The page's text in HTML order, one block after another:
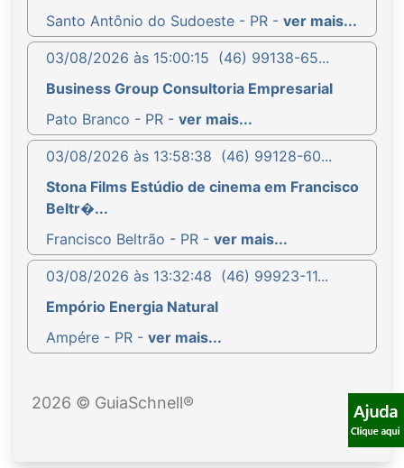
Santo Antônio do Sudoeste - PR - ver mais...
03/08/2026 às 15:00:15 (46) 99138-65...
Business Group Consultoria Empresarial
Pato Branco - PR - ver mais...
03/08/2026 às 13:58:38 (46) 99128-60...
Stona Films Estúdio de cinema em Francisco
Beltr�...
Francisco Beltrão - PR - ver mais...
03/08/2026 às 13:32:48 (46) 99923-11...
Empório Energia Natural
Ampére - PR - ver mais...
2026 © GuiaSchnell®